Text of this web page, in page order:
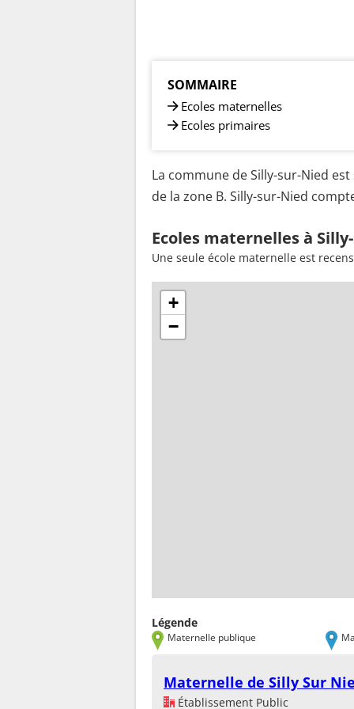
SOMMAIRE
Ecoles maternelles
Ecoles primaires
La commune de Silly-sur-Nied
de la zone B. Silly-sur-Nied
Ecoles maternelles à
Une seule école maternelle est
+
−
Légende
Maternelle publique
Maternelle de Silly Sur
Établissement Public